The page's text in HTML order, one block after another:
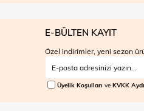
E-BÜLTEN KAYIT
Özel indirimler, yeni sezon
Üyelik Koşulları ve KVKK